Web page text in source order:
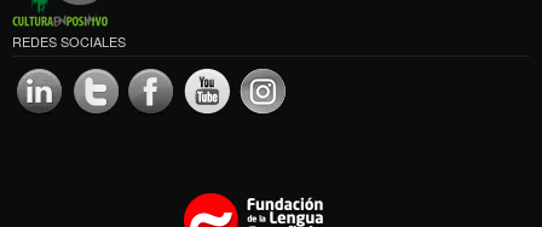
REDES SOCIALES